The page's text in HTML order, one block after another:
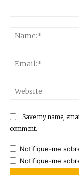
Save my name,
comment.
Notifique-me
Notifique-me